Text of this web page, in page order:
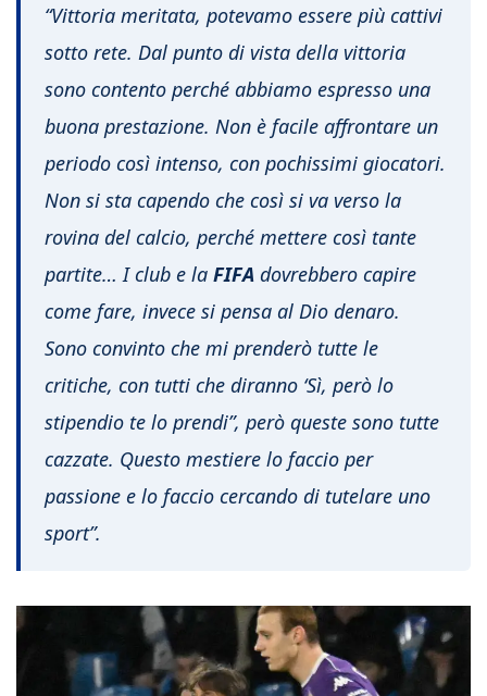
“Vittoria meritata, potevamo essere più cattivi
sotto rete. Dal punto di vista della vittoria
sono contento perché abbiamo espresso una
buona prestazione. Non è facile affrontare un
periodo così intenso, con pochissimi giocatori.
Non si sta capendo che così si va verso la
rovina del calcio, perché mettere così tante
partite… I club e la FIFA dovrebbero capire
come fare, invece si pensa al Dio denaro.
Sono convinto che mi prenderò tutte le
critiche, con tutti che diranno ‘Sì, però lo
stipendio te lo prendi”, però queste sono tutte
cazzate. Questo mestiere lo faccio per
passione e lo faccio cercando di tutelare uno
sport”.